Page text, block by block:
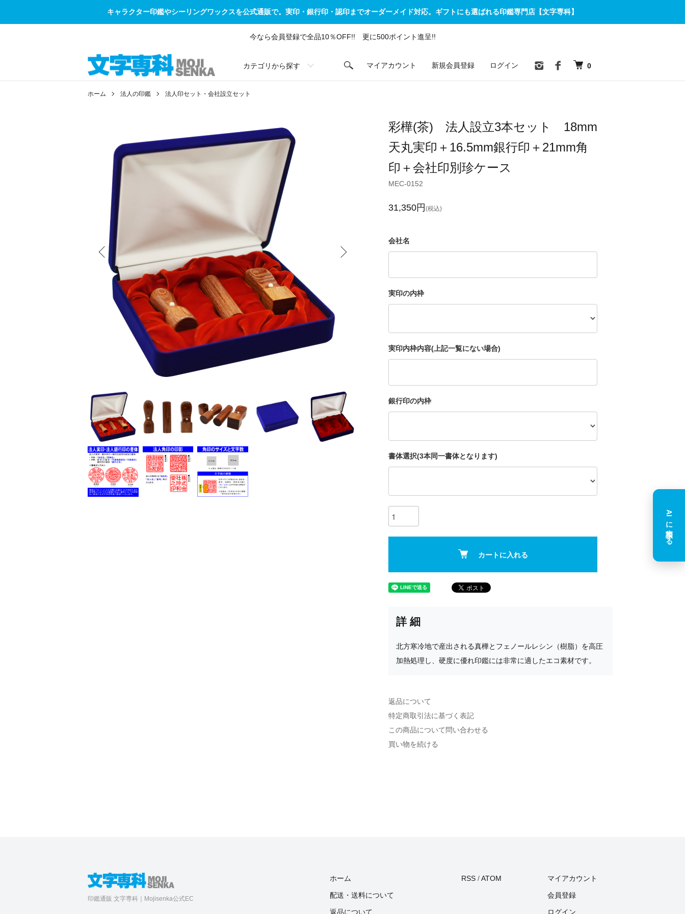
キャラクター印鑑やシーリングワックスを公式通販で。実印・銀行印・認印までオーダーメイド対応。ギフトにも選ばれる印鑑専門店【文字専科】
今なら会員登録で全品10％OFF!! 更に500ポイント進呈!!
カテゴリから探す マイアカウント 新規会員登録 ログイン 0
ホーム 法人の印鑑 法人印セット・会社設立セット
彩樺(茶) 法人設立3本セット 18mm
天丸実印＋16.5mm銀行印＋21mm角
印＋会社印別珍ケース
MEC-0152
31,350円 (税込)
会社名
実印の内枠
実印内枠内容(上記一覧にない場合)
銀行印の内枠
書体選択(3本同一書体となります)
カートに入れる
詳細
北方寒冷地で産出される真樺とフェノールレシン（樹脂）を高圧
加熱処理し、硬度に優れ印鑑には非常に適したエコ素材です。
返品について
特定商取引法に基づく表記
この商品について問い合わせる
買い物を続ける
AIに相談する
印鑑通販 文字専科｜Mojisenka公式EC
ホーム
配送・送料について
返品について
RSS /ATOM マイアカウント
会員登録
ログイン